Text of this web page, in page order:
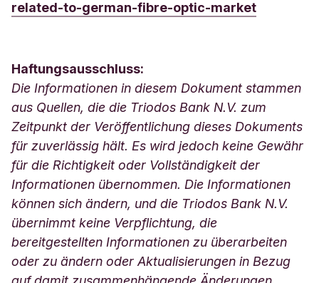
related-to-german-fibre-optic-market
Haftungsausschluss:
Die Informationen in diesem Dokument stammen
aus Quellen, die die Triodos Bank N.V. zum
Zeitpunkt der Veröffentlichung dieses Dokuments
für zuverlässig hält. Es wird jedoch keine Gewähr
für die Richtigkeit oder Vollständigkeit der
Informationen übernommen. Die Informationen
können sich ändern, und die Triodos Bank N.V.
übernimmt keine Verpflichtung, die
bereitgestellten Informationen zu überarbeiten
oder zu ändern oder Aktualisierungen in Bezug